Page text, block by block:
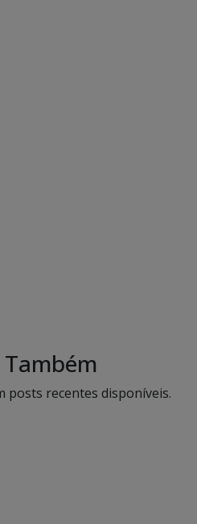
posts recentes disponíveis.